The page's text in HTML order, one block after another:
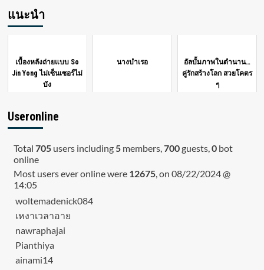
แนะนำ
เบื้องหลังถ่ายแบบ So
Jin Yong ไม่เซ็นเซอร์ไม่
บัง
นางบำเรอ
อัลบั้มภาพในตำนาน…
คู่รักสร้างโลก สวยโคตร
ๆ
Useronline
Total 705users including5members,700guests,0bot
online
Most users ever online were 12675, on 08/22/2024 @
14:05
woltemadenick084
เหงาเวลาอาย
nawraphajai
Pianthiya
ainami14